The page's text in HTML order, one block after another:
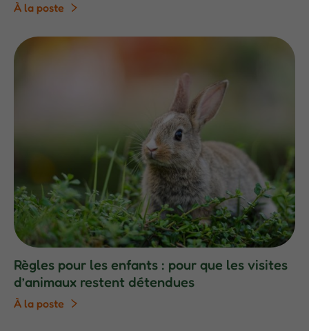
À la poste
Règles pour les enfants : pour que les visites
d’animaux restent détendues
À la poste